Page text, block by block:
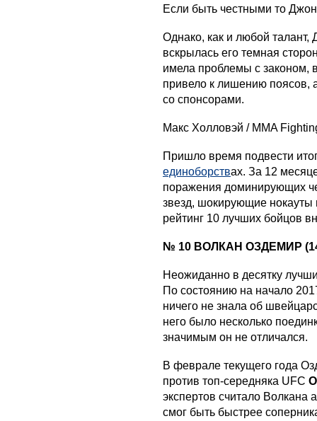
Если быть честными то
Однако, как и любой талант,
вскрылась его темная
имела проблемы с законом,
привело к лишению поясов,
со спонсорами.
Макс Холловэй / MMA
Пришло время подвести
единоборствах. За 12
поражения доминирующих
звезд, шокирующие
рейтинг 10 лучших бойцов
№ 10 ВОЛКАН ОЗДЕМИР
Неожиданно в десятку
По состоянию на начало
ничего не знала об
него было несколько
значимым он не отличался.
В феврале текущего года
против топ-середняка UFC
экспертов считало Волкана
смог быть быстрее